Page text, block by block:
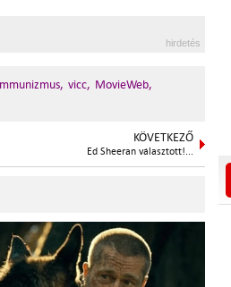
hirdetés
vicc, MovieWeb,
KÖVETKEZŐ
Ed Sheeran választott!...